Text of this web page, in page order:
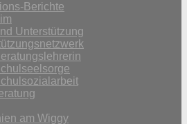
Berichte
Unterstützung
am Wiggy